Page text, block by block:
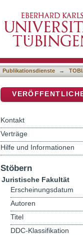
allemand
Publikationsdienste →
Kontakt
Verträge
Hilfe und Informationen
Stöbern
Juristische Fakultät
Erscheinungsdatum
Autoren
Titel
DDC-Klassifikation